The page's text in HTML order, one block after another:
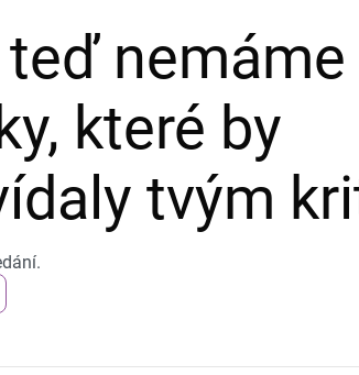
teď
které by
tvým